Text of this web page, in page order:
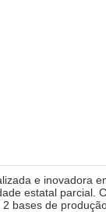
e inovadora
estatal parcial.
bases de